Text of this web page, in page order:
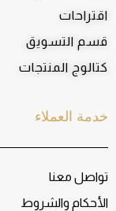
خدمة العملاء
تواصل معنا
الأحكام والشروط
اقتراحات
قسم التسويق
كتالوج المنتجات